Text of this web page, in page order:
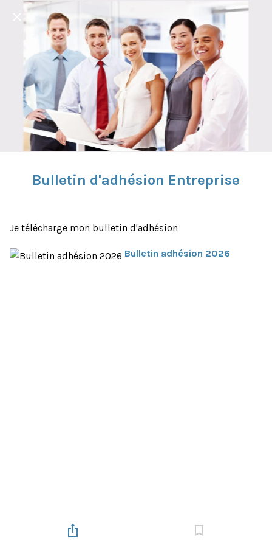
Bulletin d'adhésion Entreprise
Je télécharge mon bulletin d'adhésion
Bulletin adhésion 2026